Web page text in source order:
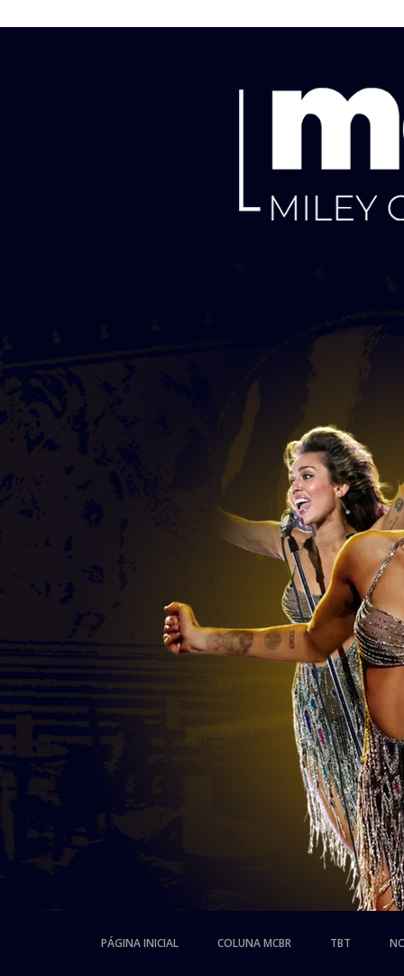
PÁGINA INICIAL COLUNA MCBR TBT